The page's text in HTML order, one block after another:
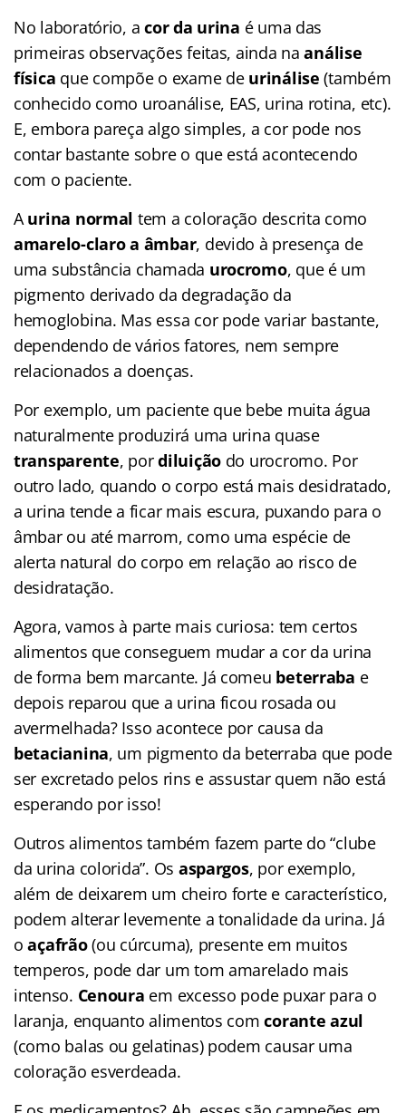
No laboratório, acor da urina é uma das
primeiras observações feitas, ainda naanálise
física que compõe o exame de urinálise (também
conhecido como uroanálise, EAS, urina rotina, etc).
E, embora pareça algo simples, a cor pode nos
contar bastante sobre o que está acontecendo
com o paciente.
Aurina normal tem a coloração descrita como
amarelo-claro a âmbar, devido à presença de
uma substância chamada urocromo, que é um
pigmento derivado da degradação da
hemoglobina. Mas essa cor pode variar bastante,
dependendo de vários fatores, nem sempre
relacionados a doenças.
Por exemplo, um paciente que bebe muita água
naturalmente produzirá uma urina quase
transparente, pordiluição do urocromo. Por
outro lado, quando o corpo está mais desidratado,
a urina tende a ficar mais escura, puxando para o
âmbar ou até marrom, como uma espécie de
alerta natural do corpo em relação ao risco de
desidratação.
Agora, vamos à parte mais curiosa: tem certos
alimentos que conseguem mudar a cor da urina
de forma bem marcante. Já comeu beterraba e
depois reparou que a urina ficou rosada ou
avermelhada? Isso acontece por causa da
betacianina, um pigmento da beterraba que pode
ser excretado pelos rins e assustar quem não está
esperando por isso!
Outros alimentos também fazem parte do “clube
da urina colorida”. Os aspargos, por exemplo,
além de deixarem um cheiro forte e característico,
podem alterar levemente a tonalidade da urina. Já
oaçafrão(ou cúrcuma), presente em muitos
temperos, pode dar um tom amarelado mais
intenso. Cenoura em excesso pode puxar para o
laranja, enquanto alimentos comcorante azul
(como balas ou gelatinas) podem causar uma
coloração esverdeada.